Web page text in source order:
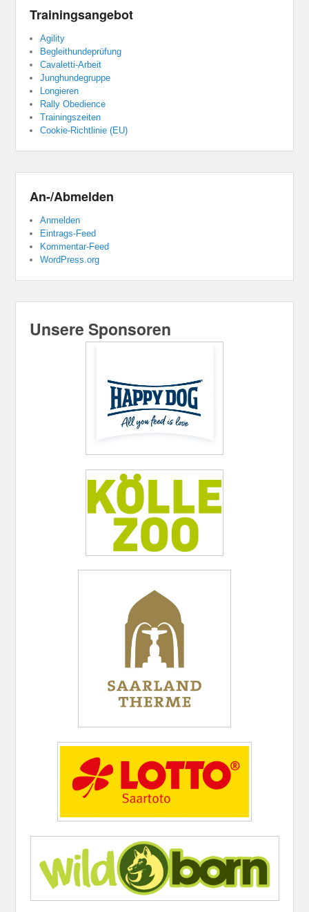
Trainingsangebot
Agility
Begleithundeprüfung
Cavaletti-Arbeit
Junghundegruppe
Longieren
Rally Obedience
Trainingszeiten
Cookie-Richtlinie (EU)
An-/Abmelden
Anmelden
Eintrags-Feed
Kommentar-Feed
WordPress.org
Unsere Sponsoren